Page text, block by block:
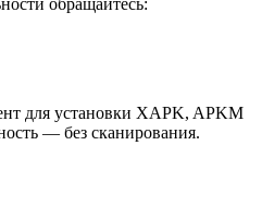
обращайтесь:
для установки XAPK, APKM
— без сканирования.